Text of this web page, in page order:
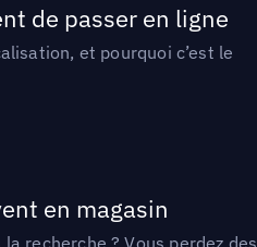
de passer en ligne
et pourquoi c’est le
en magasin
recherche ? Vous perdez des